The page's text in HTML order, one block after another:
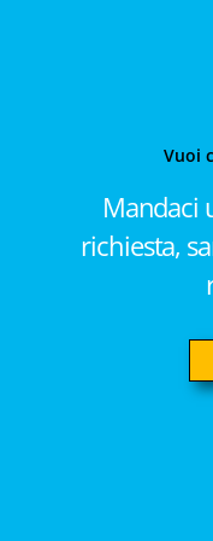
Vuoi
Mandaci
richiesta,